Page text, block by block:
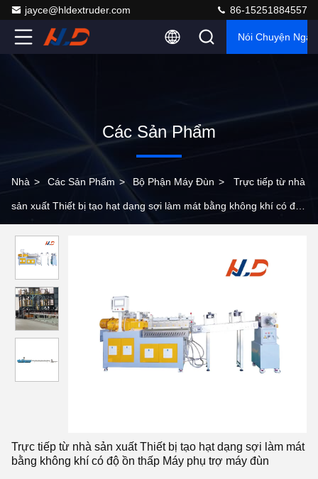
jayce@hldextruder.com 86-15251884557
Nói Chuyện Ngay.
Các Sản Phẩm
Nhà > Các Sản Phẩm > Bộ Phận Máy Đùn > Trực tiếp từ nhà
sản xuất Thiết bị tạo hạt dạng sợi làm mát bằng không khí có độ
Trực tiếp từ nhà sản xuất Thiết bị tạo hạt dạng sợi làm mát
bằng không khí có độ ồn thấp Máy phụ trợ máy đùn